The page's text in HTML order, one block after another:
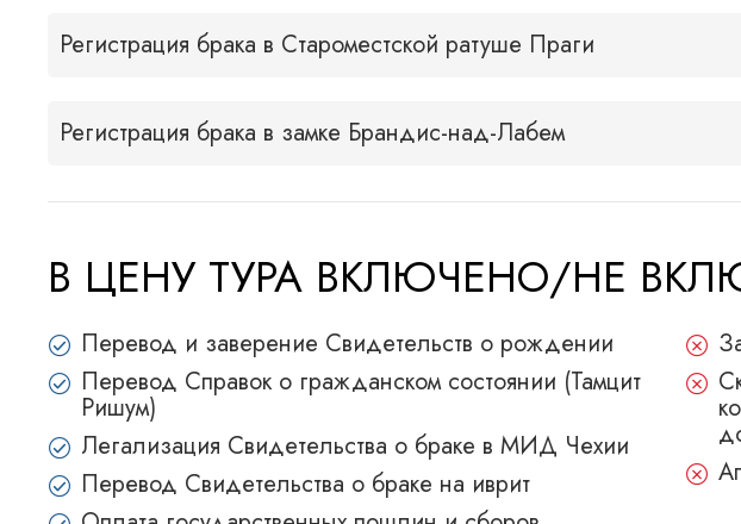
Регистрация брака в Староместской ратуше Праги
Регистрация брака в замке Брандис-над-Лабем
В ЦЕНУ ТУРА ВКЛЮЧЕНО/НЕ
Перевод и заверение Свидетельств о рождении
Перевод Справок о гражданском состоянии (Тамцит
Ришум)
Легализация Свидетельства о браке в МИД Чехии
Перевод Свидетельства о браке на иврит